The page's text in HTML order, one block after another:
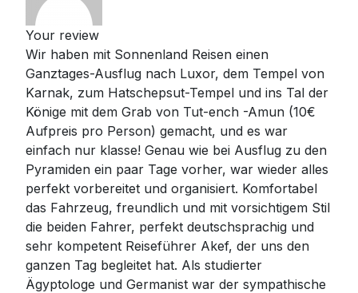
Your review
Wir haben mit Sonnenland Reisen einen
Ganztages-Ausflug nach Luxor, dem Tempel von
Karnak, zum Hatschepsut-Tempel und ins Tal der
Könige mit dem Grab von Tut-ench -Amun (10€
Aufpreis pro Person) gemacht, und es war
einfach nur klasse! Genau wie bei Ausflug zu den
Pyramiden ein paar Tage vorher, war wieder alles
perfekt vorbereitet und organisiert. Komfortabel
das Fahrzeug, freundlich und mit vorsichtigem Stil
die beiden Fahrer, perfekt deutschsprachig und
sehr kompetent Reiseführer Akef, der uns den
ganzen Tag begleitet hat. Als studierter
Ägyptologe und Germanist war der sympathische